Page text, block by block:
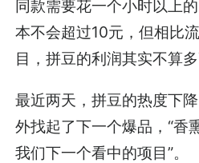
同款需要花一个小时以上
本不会超过10元，但相比
目，拼豆的利润其实不算多
最近两天，拼豆的热度下
外找起了下一个爆品，“
我们下一个看中的项目”。